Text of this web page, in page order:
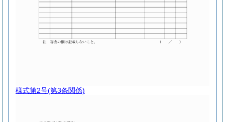
様式第2号(第3条関係)